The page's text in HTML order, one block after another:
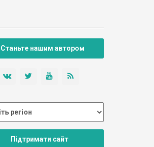
Станьте нашим автором
Підтримати сайт